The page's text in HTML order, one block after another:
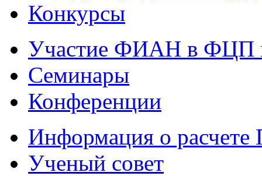
Конкурсы
Участие ФИАН в ФЦП
Семинары
Конференции
Информация о
Ученый совет